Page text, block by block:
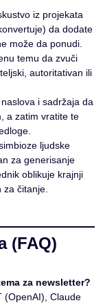
iz projekata
da dodate
može da ponudi.
temu da zvuči
autoritativan ili
i sadržaja da
a zatim vratite te
ljudske
za generisanje
oblikuje krajnji
čitanje.
(FAQ)
za newsletter?
(OpenAI), Claude